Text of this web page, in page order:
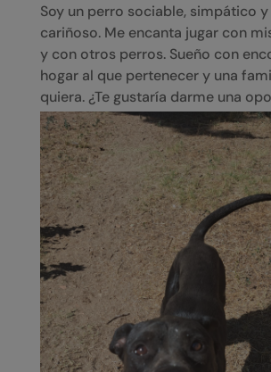
Soy un perro sociable, simpático
cariñoso. Me encanta jugar con
y con otros perros. Sueño con
hogar al que pertenecer y una
quiera. ¿Te gustaría darme una